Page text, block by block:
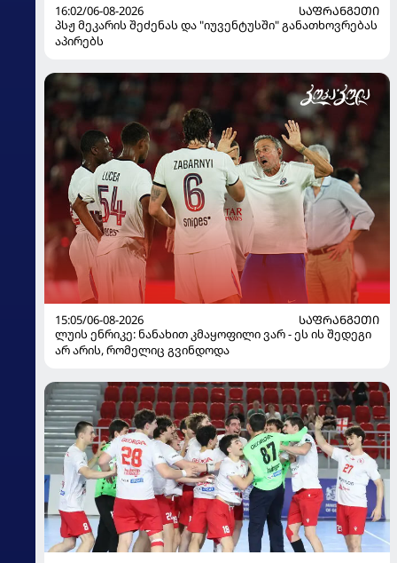
16:02/06-08-2026
ᲡᲐᲤᲠᲐᲜᲒᲔᲗᲘ
პსჟ მეკარის შეძენას და "იუვენტუსში" განათხოვრებას
აპირებს
15:05/06-08-2026
ᲡᲐᲤᲠᲐᲜᲒᲔᲗᲘ
ლუის ენრიკე: ნანახით კმაყოფილი ვარ - ეს ის შედეგი
არ არის, რომელიც გვინდოდა